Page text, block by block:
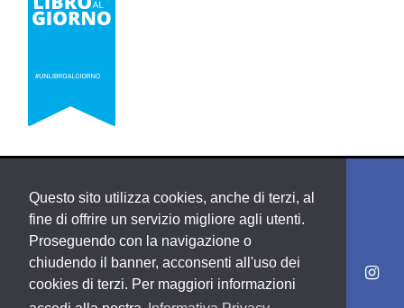
Questo sito utilizza cookies, anche di terzi, al
fine di offrire un servizio migliore agli utenti.
Proseguendo con la navigazione o
chiudendo il banner, acconsenti all'uso dei
cookies di terzi. Per maggiori informazioni